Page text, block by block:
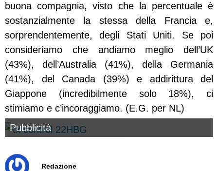
buona compagnia, visto che la percentuale è
sostanzialmente la stessa della Francia e,
sorprendentemente, degli Stati Uniti. Se poi
consideriamo che andiamo meglio dell’UK
(43%), dell’Australia (41%), della Germania
(41%), del Canada (39%) e addirittura del
Giappone (incredibilmente solo 18%), ci
stimiamo e c’incoraggiamo. (E.G. per NL)
Pubblicità
Redazione